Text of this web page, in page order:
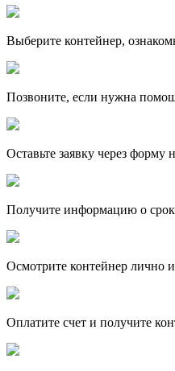
Выберите контейнер,
Позвоните, если нужна
Оставьте заявку через форму
Получите информацию о
Осмотрите контейнер лично
Оплатите счет и получите